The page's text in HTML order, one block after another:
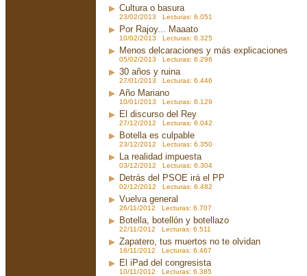
Cultura o basura
23/02/2013 Lecturas: 6.051
Por Rajoy... Maaato
10/02/2013 Lecturas: 6.325
Menos delcaraciones y más explicaciones
05/02/2013 Lecturas: 6.296
30 años y ruina
27/01/2013 Lecturas: 6.446
Año Mariano
10/01/2013 Lecturas: 6.129
El discurso del Rey
27/12/2012 Lecturas: 6.042
Botella es culpable
23/12/2012 Lecturas: 6.350
La realidad impuesta
03/12/2012 Lecturas: 6.304
Detrás del PSOE irá el PP
02/12/2012 Lecturas: 6.482
Vuelva general
26/11/2012 Lecturas: 6.707
Botella, botellón y botellazo
22/11/2012 Lecturas: 6.511
Zapatero, tus muertos no te olvidan
16/11/2012 Lecturas: 6.467
El iPad del congresista
10/11/2012 Lecturas: 6.385